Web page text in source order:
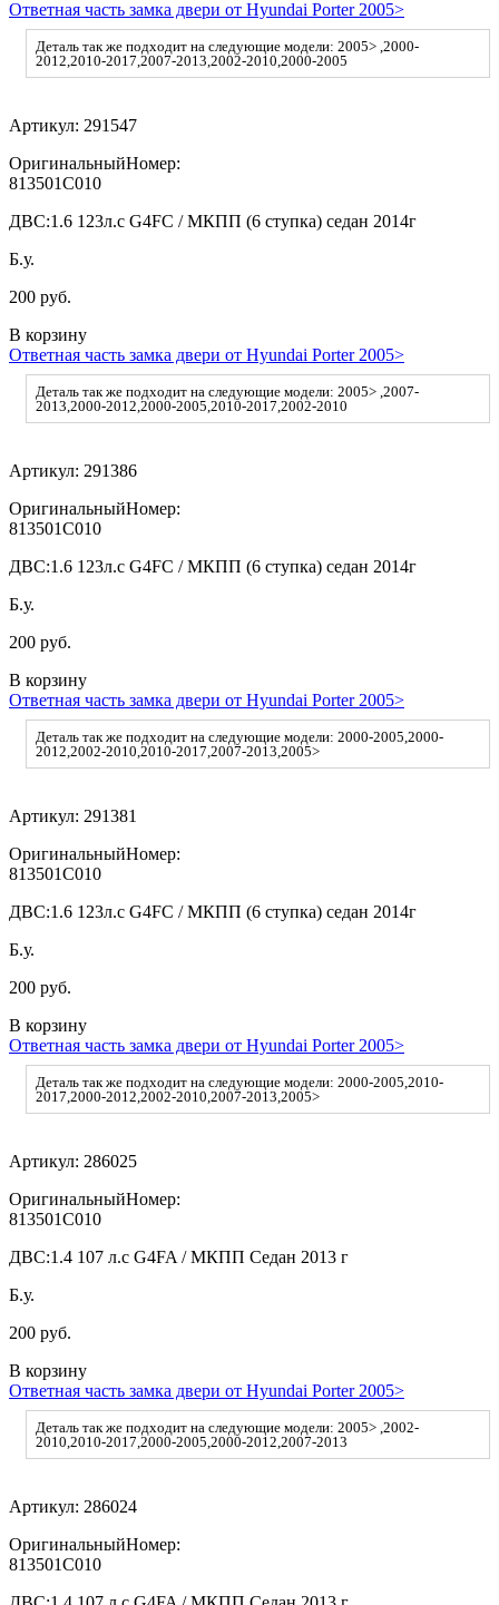
Ответная часть замка двери от Hyundai Porter 2005>
Деталь так же подходит на следующие модели: 2005> ,2000-
2012,2010-2017,2007-2013,2002-2010,2000-2005
Артикул: 291547
ОригинальныйНомер:
813501C010
ДВС:1.6 123л.с G4FC / МКПП (6 ступка) седан 2014г
Б.у.
200 руб.
В корзину
Ответная часть замка двери от Hyundai Porter 2005>
Деталь так же подходит на следующие модели: 2005> ,2007-
2013,2000-2012,2000-2005,2010-2017,2002-2010
Артикул: 291386
ОригинальныйНомер:
813501C010
ДВС:1.6 123л.с G4FC / МКПП (6 ступка) седан 2014г
Б.у.
200 руб.
В корзину
Ответная часть замка двери от Hyundai Porter 2005>
Деталь так же подходит на следующие модели: 2000-2005,2000-
2012,2002-2010,2010-2017,2007-2013,2005>
Артикул: 291381
ОригинальныйНомер:
813501C010
ДВС:1.6 123л.с G4FC / МКПП (6 ступка) седан 2014г
Б.у.
200 руб.
В корзину
Ответная часть замка двери от Hyundai Porter 2005>
Деталь так же подходит на следующие модели: 2000-2005,2010-
2017,2000-2012,2002-2010,2007-2013,2005>
Артикул: 286025
ОригинальныйНомер:
813501C010
ДВС:1.4 107 л.с G4FA / МКПП Седан 2013 г
Б.у.
200 руб.
В корзину
Ответная часть замка двери от Hyundai Porter 2005>
Деталь так же подходит на следующие модели: 2005> ,2002-
2010,2010-2017,2000-2005,2000-2012,2007-2013
Артикул: 286024
ОригинальныйНомер:
813501C010